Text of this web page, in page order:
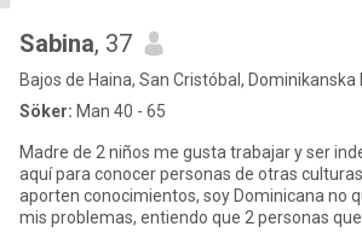
Sabina, 37
Bajos de Haina, San Cristóbal, Dominikanska
Söker: Man 40 - 65
Madre de 2 niños me gusta trabajar y ser
aquí para conocer personas de otras
aporten conocimientos, soy Dominicana no
mis problemas, entiendo que 2 personas